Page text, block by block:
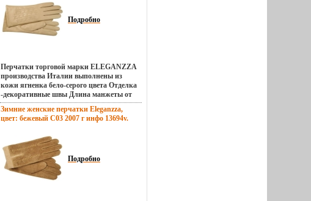
серый Размер: L;M;S;XS Страна:
Румыния.
Подробно
Перчатки торговой марки ELEGANZZA
производства Италии выполнены из
кожи ягненка бело-серого цвета Отделка
-декоративные швы Длина манжеты от
нижней точки большого пальца до края
перчаток - 8 см Длина пальцебълмзв -
средняя Артикул: HP5367 Торговая
Размер: 8 Страна: Италия.
Зимние женские перчатки Eleganzza,
цвет: бежевый C03 2007 г инфо 13694v.
Подробно